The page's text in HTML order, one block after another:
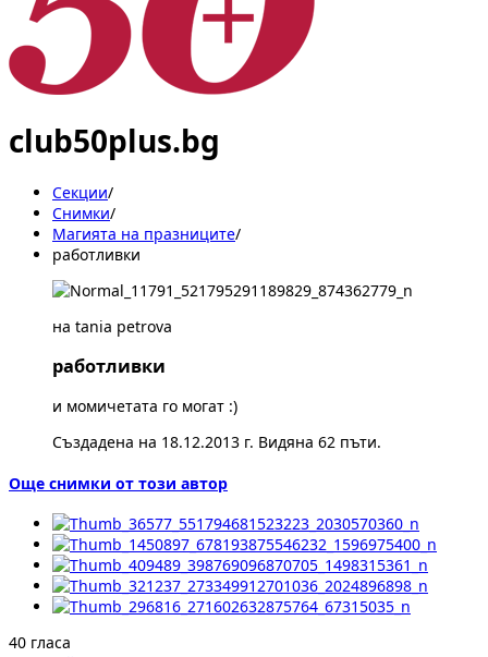
club50plus.bg
Секции/
Снимки/
Магията на празниците/
работливки
на tania petrova
работливки
и момичетата го могат :)
Създадена на 18.12.2013 г. Видяна 62 пъти.
Още снимки от този автор
40 гласа